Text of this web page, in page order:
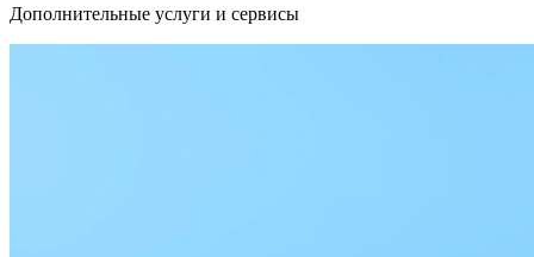
Дополнительные услуги и сервисы